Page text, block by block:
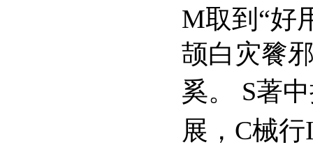
M取到“好
颉白灾餮
奚。
S著
展，C